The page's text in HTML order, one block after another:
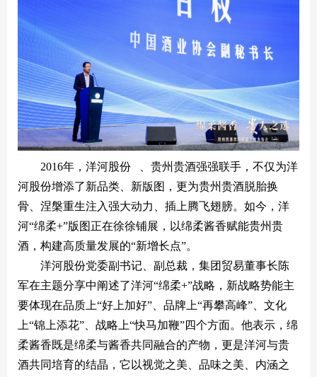
2016年， 洋河股份
、贵州贵酒强强联手，不仅为洋
河股份增添了新品类、新版图，更为贵州贵酒脱胎换
骨、涅槃重生注入强大动力、插上腾飞翅膀。如今，洋
河“绵柔+”版图正在徐徐铺展，以绵柔酱香赋能贵州贵
酒，构建高质量发展的“新增长点”。
洋河股份党委副书记、副总裁，集团贸易董事长陈
军在主题分享中阐述了洋河“绵柔+”战略，新战略势能主
要体现在品质上“好上加好”、品牌上“再攀高峰”、文化
上“锦上添花”、战略上“快马加鞭”四个方面。他表示，绵
柔酱香既是绵柔与酱香共同融合的产物，更是洋河与贵
酒共同培育的结晶，它以视觉之美、品味之美、内涵之